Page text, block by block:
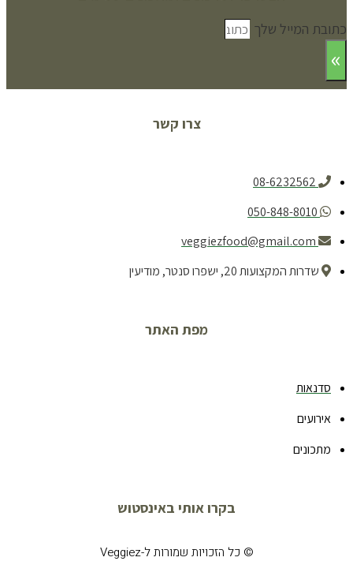
כתובת המייל שלך
»
צרו קשר
08-6232562
050-848-8010
veggiezfood@gmail.com
שדרות המקצועות 20, ישפרו סנטר, מודיעין
מפת האתר
סדנאות
אירועים
מתכונים
בקרו אותי באינסטוש
© כל הזכויות שמורות ל-Veggiez